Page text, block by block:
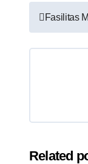
Post
Fasilitas
Related